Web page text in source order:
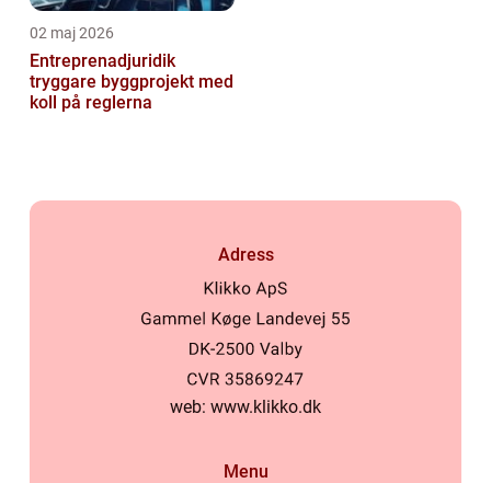
02 maj 2026
Entreprenadjuridik
tryggare byggprojekt med
koll på reglerna
Adress
web: www.klikko.dk
Menu